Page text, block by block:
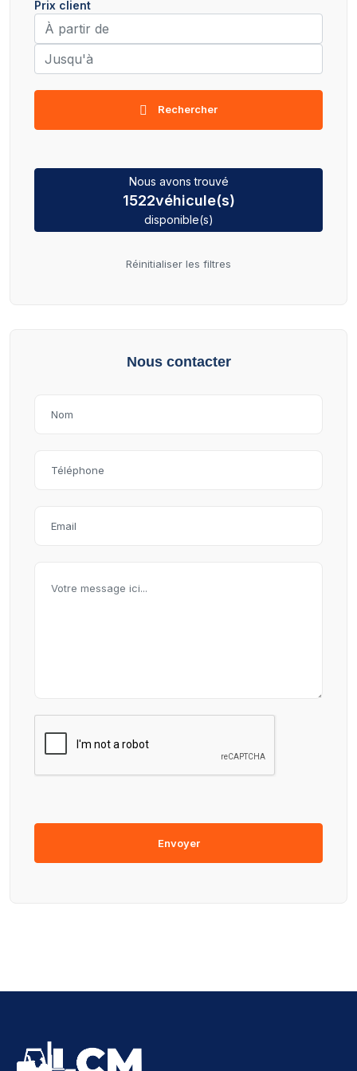
Prix client
Rechercher
Nous avons trouvé
1522véhicule(s)
disponible(s)
Réinitialiser les filtres
Nous contacter
Envoyer